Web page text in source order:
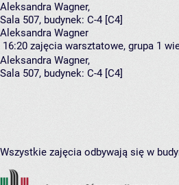
Aleksandra Wagner,
Sala 507, budynek: C-4 [C4]
Aleksandra Wagner
16:20 zajęcia warsztatowe, grupa 1
Aleksandra Wagner,
Sala 507, budynek: C-4 [C4]
Wszystkie zajęcia odbywają się w